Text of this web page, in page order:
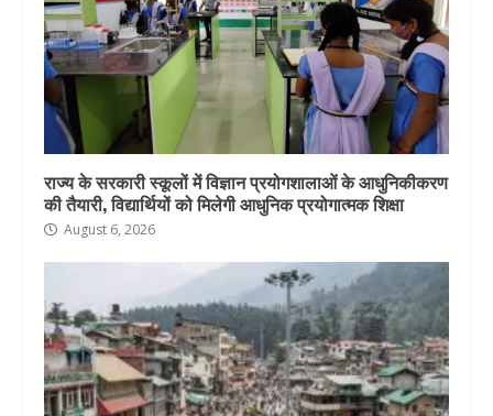
राज्य के सरकारी स्कूलों में विज्ञान प्रयोगशालाओं के आधुनिकीकरण
की तैयारी, विद्यार्थियों को मिलेगी आधुनिक प्रयोगात्मक शिक्षा
August 6, 2026